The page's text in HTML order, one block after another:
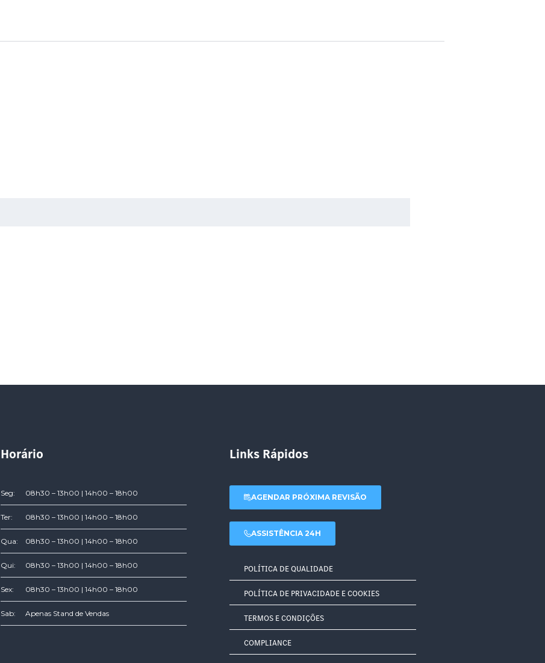
Horário
Seg: 08h30 – 13h00 | 14h00 – 18h00
Ter: 08h30 – 13h00 | 14h00 – 18h00
Qua: 08h30 – 13h00 | 14h00 – 18h00
Qui: 08h30 – 13h00 | 14h00 – 18h00
Sex: 08h30 – 13h00 | 14h00 – 18h00
Sab: Apenas Stand de Vendas
Links Rápidos
AGENDAR PRÓXIMA REVISÃO
ASSISTÊNCIA 24H
POLÍTICA DE QUALIDADE
POLÍTICA DE PRIVACIDADE E COOKIES
TERMOS E CONDIÇÕES
COMPLIANCE